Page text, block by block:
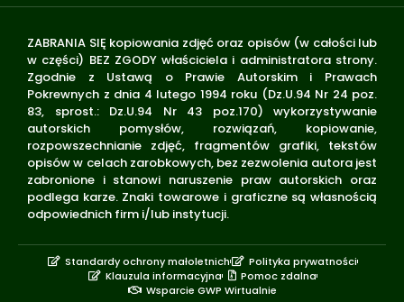
ZABRANIA SIĘ kopiowania zdjęć oraz opisów (w całości lub
w części) BEZ ZGODY właściciela i administratora strony.
Zgodnie z Ustawą o Prawie Autorskim i Prawach
Pokrewnych z dnia 4 lutego 1994 roku (Dz.U.94 Nr 24 poz.
83, sprost.: Dz.U.94 Nr 43 poz.170) wykorzystywanie
autorskich pomysłów, rozwiązań, kopiowanie,
rozpowszechnianie zdjęć, fragmentów grafiki, tekstów
opisów w celach zarobkowych, bez zezwolenia autora jest
zabronione i stanowi naruszenie praw autorskich oraz
podlega karze. Znaki towarowe i graficzne są własnością
odpowiednich firm i/lub instytucji.
Standardy ochrony małoletnich
Polityka prywatności
Klauzula informacyjna
Pomoc zdalna
Wsparcie GWP Wirtualnie